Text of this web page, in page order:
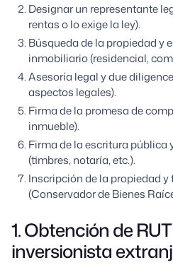
Designar un representante
rentas o lo exige la ley).
Búsqueda de la propiedad y
inmobiliario (residencial,
Asesoría legal y due
aspectos legales).
Firma de la promesa de
inmueble).
Firma de la escritura pública
(timbres, notaría, etc.).
Inscripción de la propiedad
(Conservador de Bienes
1. Obtención de
inversionista